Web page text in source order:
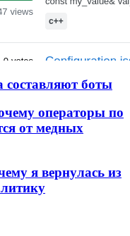
составляют боты
операторы по
от медных
я вернулась из